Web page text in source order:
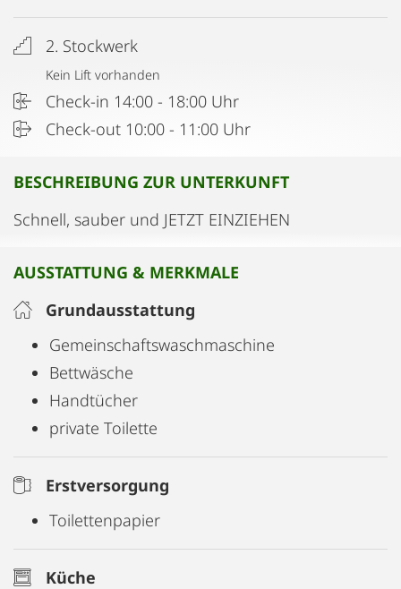
2. Stockwerk
Kein Lift vorhanden
Check-in 14:00 - 18:00 Uhr
Check-out 10:00 - 11:00 Uhr
BESCHREIBUNG ZUR UNTERKUNFT
Schnell, sauber und JETZT EINZIEHEN
AUSSTATTUNG & MERKMALE
Grundausstattung
Gemeinschaftswaschmaschine
Bettwäsche
Handtücher
private Toilette
Erstversorgung
Toilettenpapier
Küche